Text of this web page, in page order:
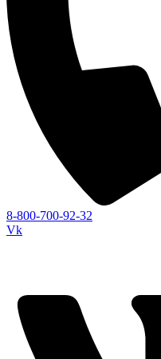
8-800-700-92-32
Vk